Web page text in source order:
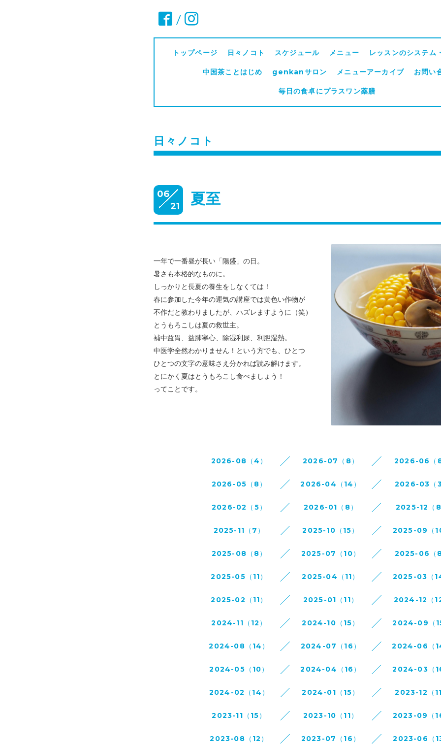
/
トップページ 日々ノコト スケジュール メニュー レッスンのシステム
中国茶ことはじめ genkanサロン メニューアーカイブ お問い
毎日の食卓にプラスワン薬膳
日々ノコト
06
21
夏至
一年で一番昼が長い「陽盛」の日。
暑さも本格的なものに。
しっかりと長夏の養生をしなくては！
春に参加した今年の運気の講座では黄色い作物が
不作だと教わりましたが、ハズレますように（笑）
とうもろこしは夏の救世主。
補中益胃、益肺寧心、除湿利尿、利胆湿熱。
中医学全然わかりません！という方でも、ひとつ
ひとつの文字の意味さえ分かれば読み解けます。
とにかく夏はとうもろこし食べましょう！
ってことです。
2026-08（4） 2026-07（8） 2026-06（8
2026-05（8） 2026-04（14） 2026-03（3
2026-02（5） 2026-01（8） 2025-12（8
2025-11（7） 2025-10（15） 2025-09（10
2025-08（8） 2025-07（10） 2025-06（8
2025-05（11） 2025-04（11） 2025-03（14
2025-02（11） 2025-01（11） 2024-12（12
2024-11（12） 2024-10（15） 2024-09（
2024-08（14） 2024-07（16） 2024-06（
2024-05（10） 2024-04（16） 2024-03（
2024-02（14） 2024-01（15） 2023-12（11
2023-11（15） 2023-10（11） 2023-09（16
2023-08（12） 2023-07（16） 2023-06（13